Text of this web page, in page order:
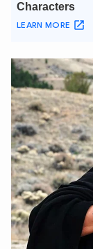
Hãy
An